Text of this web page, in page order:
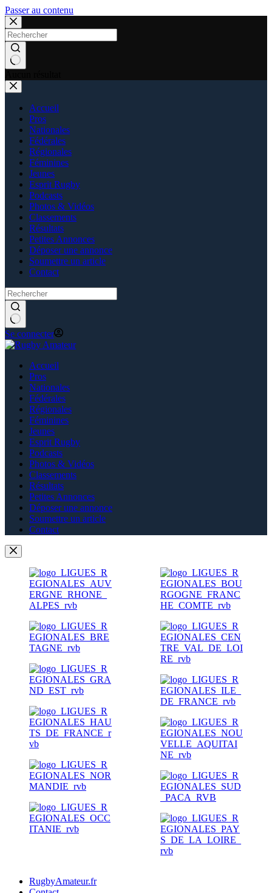
Passer au contenu
Accueil
Pros
Nationales
Fédérales
Régionales
Féminines
Jeunes
Esprit Rugby
Podcasts
Photos & Vidéos
Classements
Résultats
Petites Annonces
Déposer une annonce
Soumettre un article
Contact
Se connecter
Accueil
Pros
Nationales
Fédérales
Régionales
Féminines
Jeunes
Esprit Rugby
Podcasts
Photos & Vidéos
Classements
Résultats
Petites Annonces
Déposer une annonce
Soumettre un article
Contact
RugbyAmateur.fr